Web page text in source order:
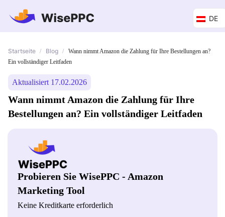
DE
Startseite / Blog /
Wann nimmt Amazon die Zahlung für Ihre Bestellungen an?
Ein vollständiger Leitfaden
Aktualisiert 17.02.2026
Wann nimmt Amazon die Zahlung für Ihre
Bestellungen an? Ein vollständiger Leitfaden
Probieren Sie WisePPC - Amazon
Marketing Tool
Keine Kreditkarte erforderlich